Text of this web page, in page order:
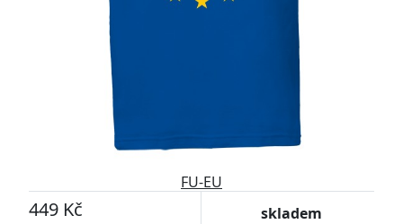
FU-EU
449 Kč skladem